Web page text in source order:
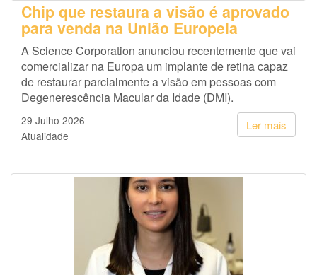
Chip que restaura a visão é aprovado
para venda na União Europeia
A Science Corporation anunciou recentemente que vai
comercializar na Europa um implante de retina capaz
de restaurar parcialmente a visão em pessoas com
Degenerescência Macular da Idade (DMI).
Ler mais
29 Julho 2026
Atualidade